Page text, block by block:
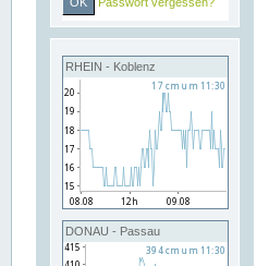
RHEIN - Koblenz
DONAU - Passau